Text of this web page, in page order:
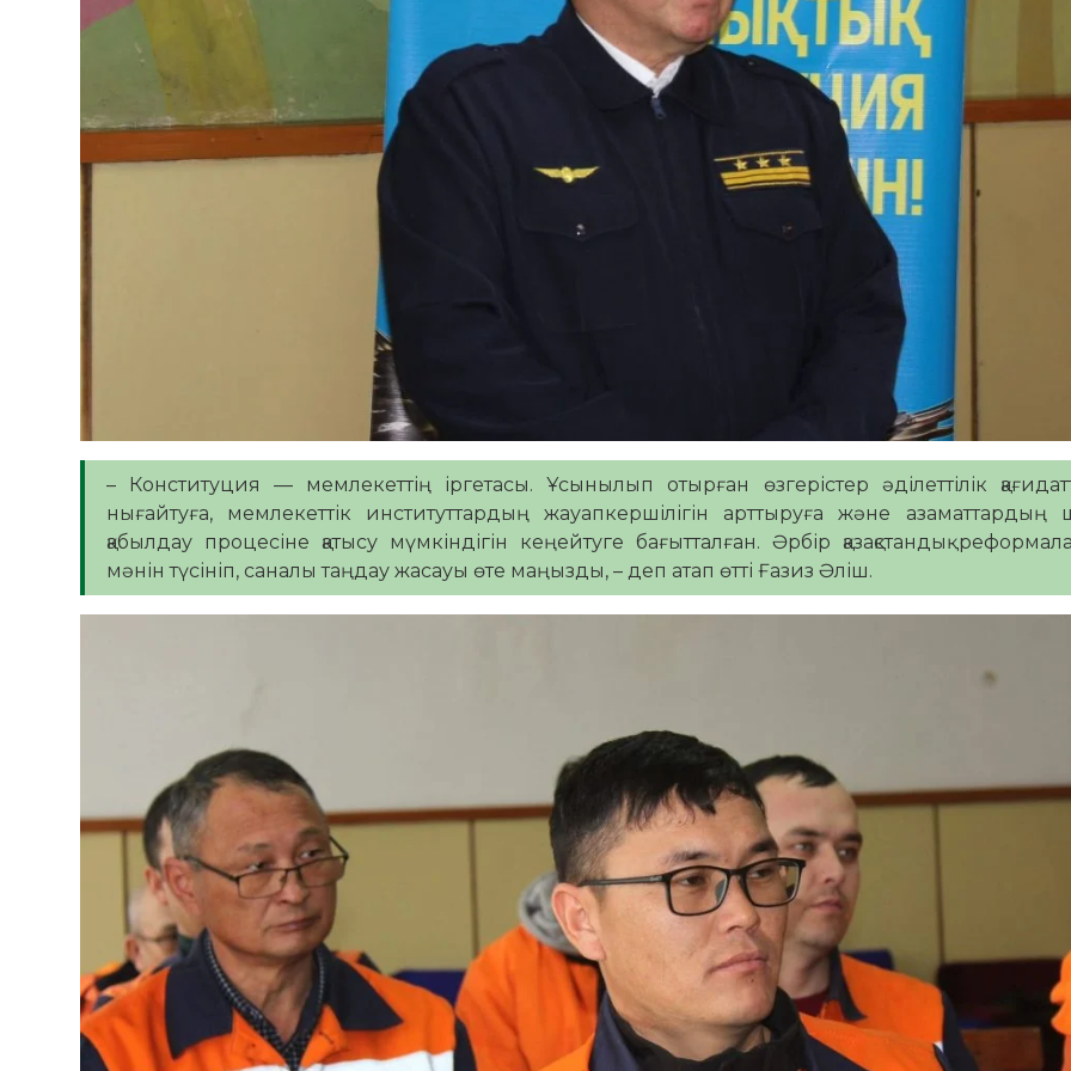
– Конституция — мемлекеттің іргетасы. Ұсынылып отырған өзгерістер әділеттілік
нығайтуға, мемлекеттік институттардың жауапкершілігін арттыруға және азаматтардың
қабылдау процесіне қатысу мүмкіндігін кеңейтуге бағытталған. Әрбір қазақстандық
мәнін түсініп, саналы таңдау жасауы өте маңызды, – деп атап өтті Ғазиз Әліш.